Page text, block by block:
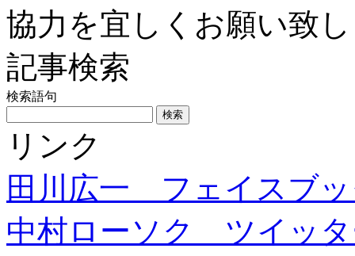
協力を宜しくお願い致
記事検索
検索語句
リンク
田川広一 フェイスブ
中村ローソク ツイッ